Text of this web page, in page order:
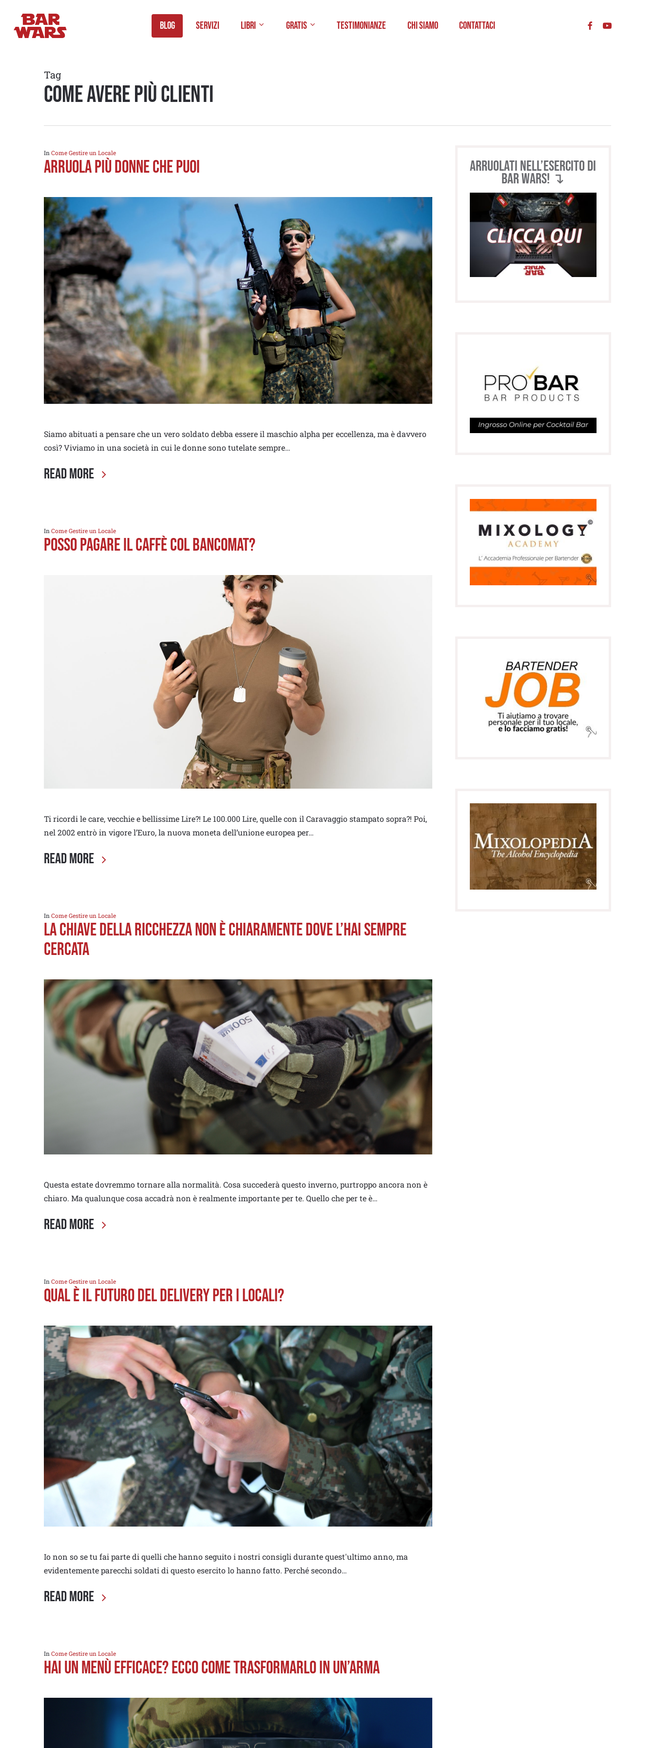
main
Blog Servizi Libri Gratis Testimonianze Chi Siamo Contattaci
Tag
come avere più clienti
In Come Gestire un Locale
ARRUOLA PIÙ DONNE CHE PUOI
Siamo abituati a pensare che un vero soldato debba essere il maschio alpha per eccellenza, ma è davvero
così? Viviamo in una società in cui le donne sono tutelate sempre…
Read More
In Come Gestire un Locale
POSSO PAGARE IL CAFFÈ COL BANCOMAT?
Ti ricordi le care, vecchie e bellissime Lire?! Le 100.000 Lire, quelle con il Caravaggio stampato sopra?! Poi,
nel 2002 entrò in vigore l’Euro, la nuova moneta dell’unione europea per…
Read More
In Come Gestire un Locale
LA CHIAVE DELLA RICCHEZZA NON È CHIARAMENTE DOVE L’HAI SEMPRE
CERCATA
Questa estate dovremmo tornare alla normalità. Cosa succederà questo inverno, purtroppo ancora non è
chiaro. Ma qualunque cosa accadrà non è realmente importante per te. Quello che per te è…
Read More
In Come Gestire un Locale
QUAL È IL FUTURO DEL DELIVERY PER I LOCALI?
Io non so se tu fai parte di quelli che hanno seguito i nostri consigli durante quest'ultimo anno, ma
evidentemente parecchi soldati di questo esercito lo hanno fatto. Perché secondo…
Read More
In Come Gestire un Locale
Hai un Menù efficace? Ecco come trasformarlo in un’arma
Arruolati nell’esercito di
BAR WARS! ↴